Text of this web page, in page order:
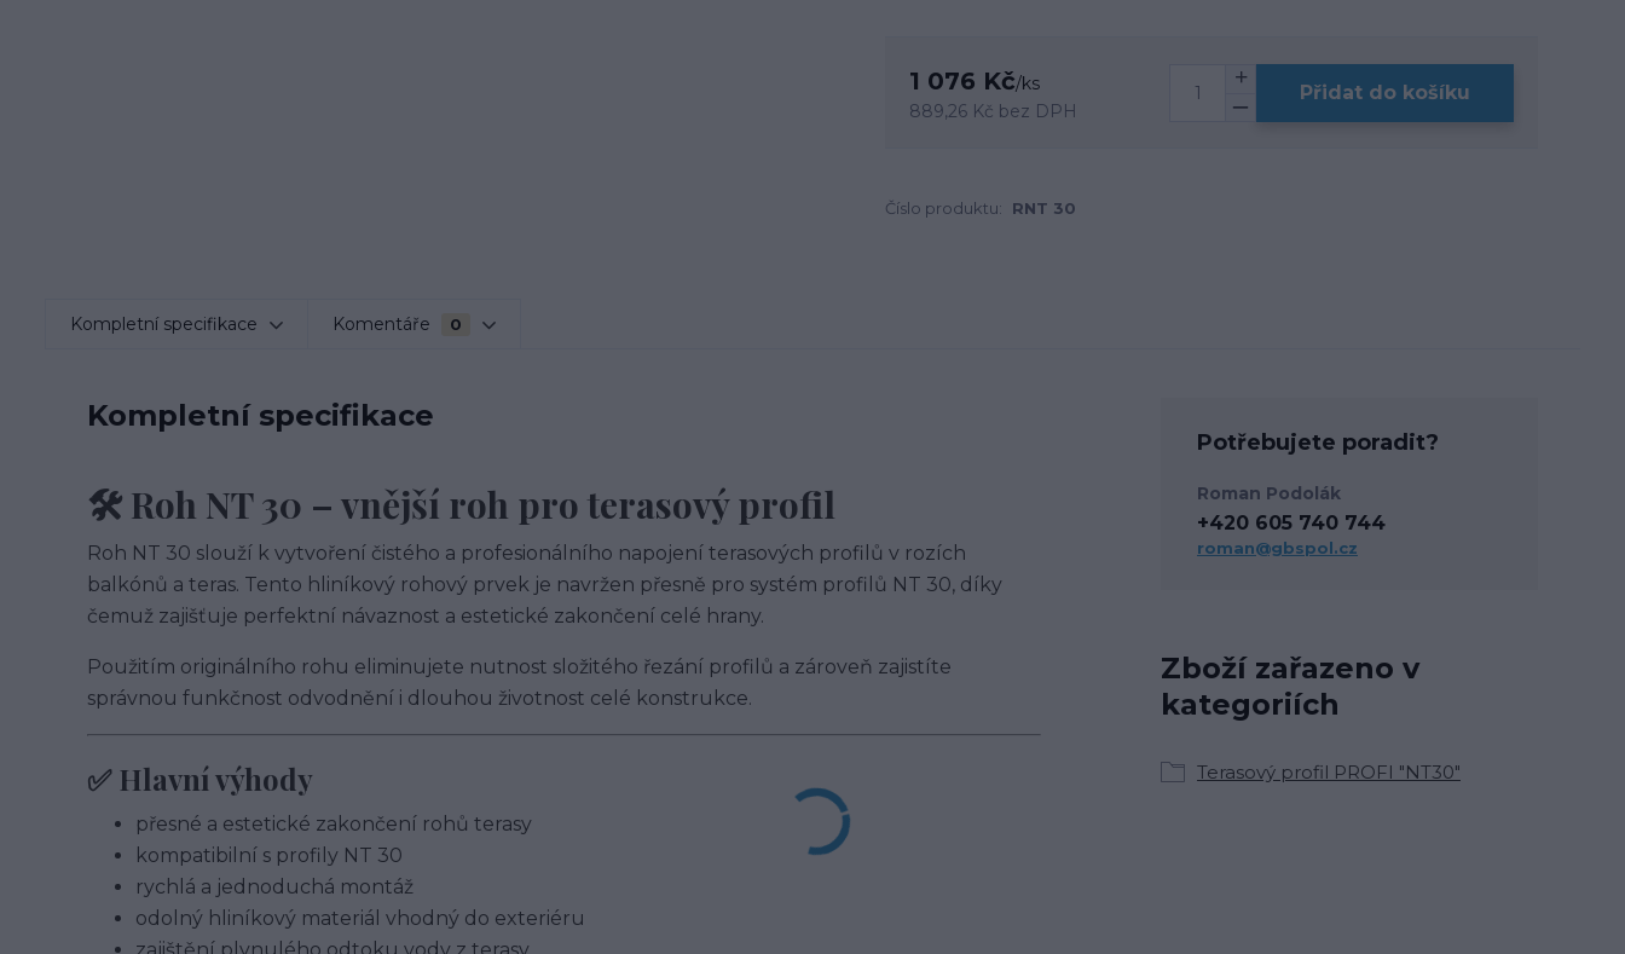
1 076 Kč/ks
889,26 Kč bez DPH
Přidat do košíku
Číslo produktu: RNT 30
Kompletní specifikace Komentáře 0
Kompletní specifikace
🛠️ Roh NT 30 – vnější roh pro terasový profil
Roh NT 30 slouží k vytvoření čistého a profesionálního napojení terasových profilů v rozích
balkónů a teras. Tento hliníkový rohový prvek je navržen přesně pro systém profilů NT 30, díky
čemuž zajišťuje perfektní návaznost a estetické zakončení celé hrany.
Použitím originálního rohu eliminujete nutnost složitého řezání profilů a zároveň zajistíte
správnou funkčnost odvodnění i dlouhou životnost celé konstrukce.
✅ Hlavní výhody
přesné a estetické zakončení rohů terasy
kompatibilní s profily NT 30
rychlá a jednoduchá montáž
odolný hliníkový materiál vhodný do exteriéru
Zboží zařazeno v
kategoriích
Terasový profil PROFI "NT30"
Potřebujete poradit?
Roman Podolák
+420 605 740 744
roman@gbspol.cz